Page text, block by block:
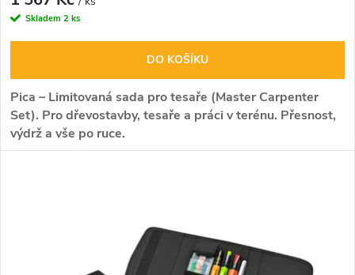
Skladem 2 ks
DO KOŠÍKU
Pica – Limitovaná sada pro tesaře (Master Carpenter
Set). Pro dřevostavby, tesaře a práci v terénu. Přesnost,
výdrž a vše po ruce.
Limitovaná edice sadyPica Master Carpenter Setje
barevné i grafitové náplně.